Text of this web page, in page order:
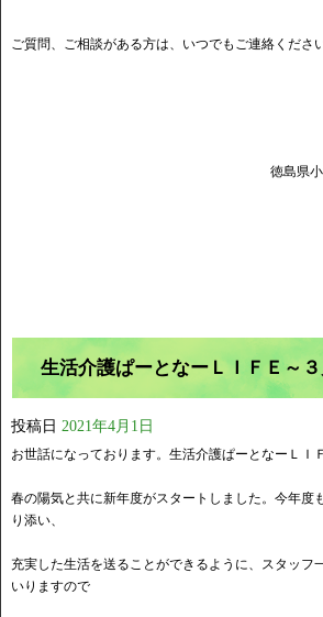
ご質問、ご相談がある方は、いつでもご連絡ください
徳島県
生活介護ぱーとなーＬＩＦＥ～
投稿日 2021年4月1日
お世話になっております。生活介護ぱーとなーＬＩ
春の陽気と共に新年度がスタートしました。今年度
り添い、
充実した生活を送ることができるように、スタッフ
いりますので